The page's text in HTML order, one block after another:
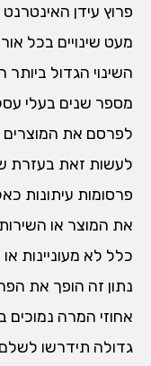
פרוץ עידן
מעט שינויים בכל
השינוי הגדול
מספר שנים בעלי
לפרסם את המוצרים
לעשות זאת בעזרת
פרסומות עיתונות
את המוצר או
כלל לא מעוניינות
נתון זה הופך את
אחוזי המרה
גדולה תידרשו